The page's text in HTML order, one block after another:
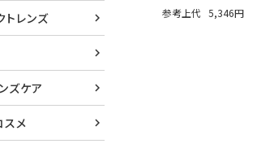
参考上代 5,346円
トレンズ
ズケア
スメ